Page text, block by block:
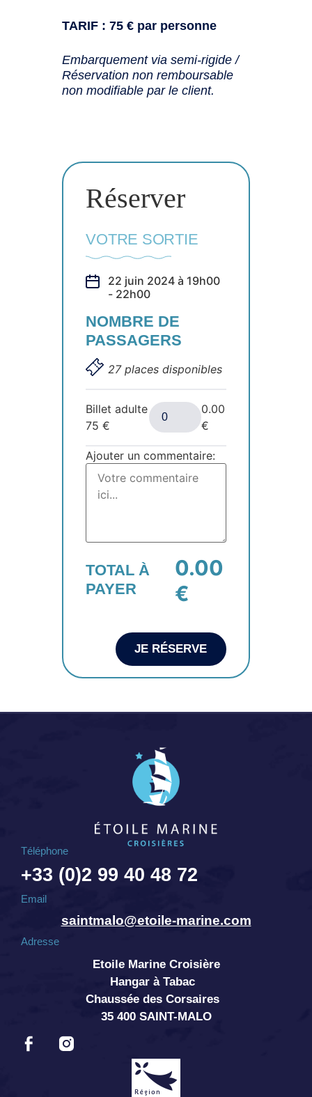
TARIF : 75 € par personne
Embarquement via semi-rigide /
Réservation non remboursable
non modifiable par le client.
Réserver
VOTRE SORTIE
22 juin 2024 à 19h00
- 22h00
NOMBRE DE
PASSAGERS
27 places disponibles
Billet adulte
75€
0.00
€
Ajouter un commentaire:
TOTAL À
PAYER
0.00
€
JE RÉSERVE
Téléphone
+33 (0)2 99 40 48 72
Email
saintmalo@etoile-marine.com
Adresse
Etoile Marine Croisière
Hangar à Tabac
Chaussée des Corsaires
35 400 SAINT-MALO